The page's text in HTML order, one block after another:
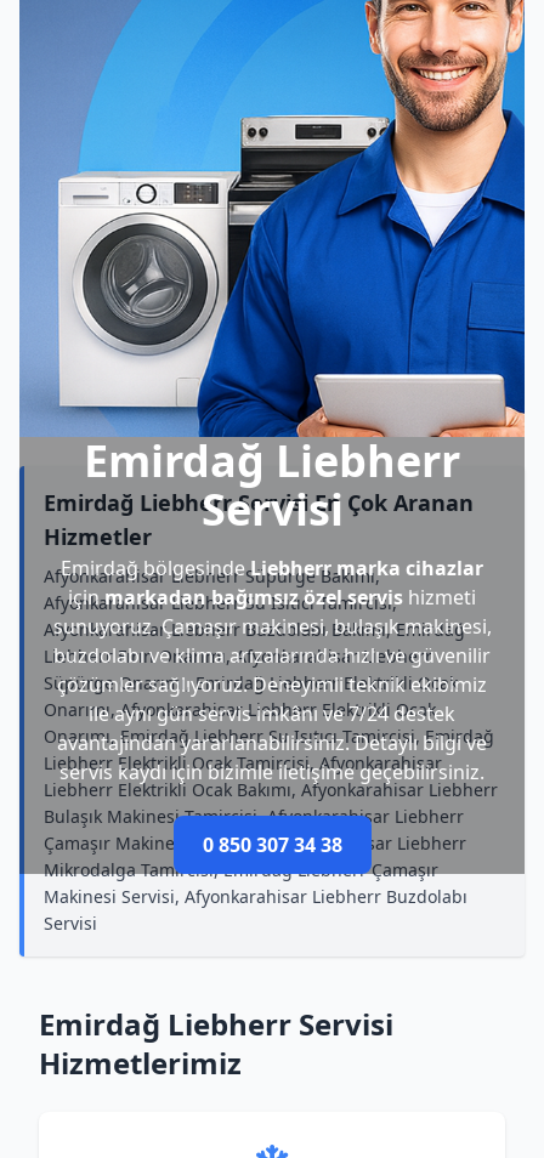
Emirdağ Liebherr
Servisi
Emirdağ bölgesindeLiebherr marka cihazlar
içinmarkadan bağımsız özel servis hizmeti
sunuyoruz. Çamaşır makinesi, bulaşık makinesi,
buzdolabı ve klima arızalarında hızlı ve güvenilir
çözümler sağlıyoruz. Deneyimli teknik ekibimiz
ile aynı gün servis imkânı ve 7/24 destek
avantajından yararlanabilirsiniz. Detaylı bilgi ve
servis kaydı için bizimle iletişime geçebilirsiniz.
0 850 307 34 38
Emirdağ Liebherr Servisi En Çok Aranan
Hizmetler
Afyonkarahisar Liebherr Süpürge Bakımı,
Afyonkarahisar Liebherr Su Isıtıcı Tamircisi,
Afyonkarahisar Liebherr Buzdolabı Bakımı, Emirdağ
Liebherr Fırın Onarımı, Afyonkarahisar Liebherr
Süpürge Onarımı, Emirdağ Liebherr Elektrikli Ocak
Onarımı, Afyonkarahisar Liebherr Elektrikli Ocak
Onarımı, Emirdağ Liebherr Su Isıtıcı Tamircisi, Emirdağ
Liebherr Elektrikli Ocak Tamircisi, Afyonkarahisar
Liebherr Elektrikli Ocak Bakımı, Afyonkarahisar Liebherr
Bulaşık Makinesi Tamircisi, Afyonkarahisar Liebherr
Çamaşır Makinesi Onarımı, Afyonkarahisar Liebherr
Mikrodalga Tamircisi, Emirdağ Liebherr Çamaşır
Makinesi Servisi, Afyonkarahisar Liebherr Buzdolabı
Servisi
Emirdağ Liebherr Servisi
Hizmetlerimiz